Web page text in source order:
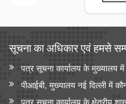
सूचना का अधिकार एवं हमसे
पत्र सूचना कार्यालय के मुख्यालय में
पीआईबी, मुख्यालय नई दिल्ली में
पत्र सूचना कार्यालय के क्षेत्रीय